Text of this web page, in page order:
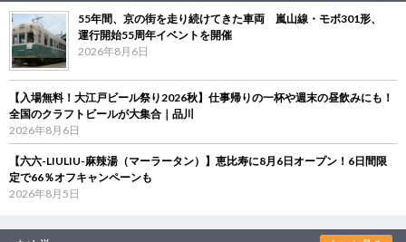
55年間、京の街を走り続けてきた車両 嵐山線・モボ301形、
運行開始55周年イベントを開催
2026年8月6日
【入場無料！大江戸ビール祭り2026秋】仕事帰りの一杯や週末の昼飲みにも！
全国のクラフトビールが大集合｜品川
2026年8月6日
【六六-LIULIU-麻辣湯（マーラータン）】恵比寿に8月6日オープン！6日間限
定で66％オフキャンペーンも
2026年8月5日